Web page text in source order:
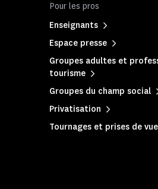
Pour les pros
Enseignants
Espace presse
Groupes adultes et
tourisme
Groupes du champ social
Privatisation
Tournages et prises de